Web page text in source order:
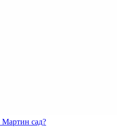
Мартин сад?